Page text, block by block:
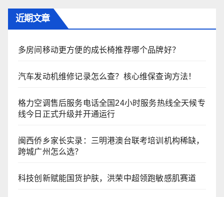
近期文章
多房间移动更方便的成长椅推荐哪个品牌好？
汽车发动机维修记录怎么查？核心维保查询方法！
格力空调售后服务电话全国24小时服务热线全天候专
线今日正式升级并开通运行
闽西侨乡家长实录：三明港澳台联考培训机构稀缺，
跨城广州怎么选？
科技创新赋能国货护肤，洪荣中超领跑敏感肌赛道